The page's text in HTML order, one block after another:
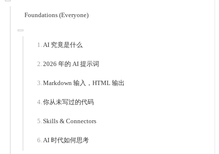
Foundations (Everyone)
AI 究竟是什么
2026 年的 AI 提示词
Markdown 输入，HTML 输出
你从未写过的代码
Skills & Connectors
AI 时代如何思考